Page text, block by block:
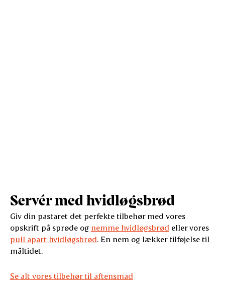
Servér med hvidløgsbrød
Giv din pastaret det perfekte tilbehør med vores
opskrift på sprøde og nemme hvidløgsbrød eller vores
pull apart hvidløgsbrød. En nem og lækker tilføjelse til
måltidet.
Se alt vores tilbehør til aftensmad